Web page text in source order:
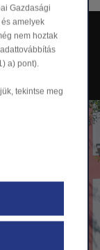
250 km
Gazdasági
amelyek
nem hoztak
a) pont).
tekintse meg